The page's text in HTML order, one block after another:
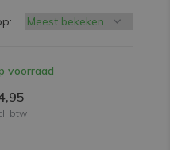
voorraad
btw